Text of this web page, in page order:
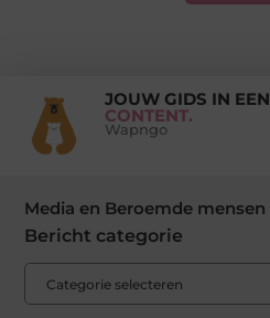
JOUW GIDS IN EEN
CONTENT.
Wapngo
Media en Beroemde mensen
Bericht categorie